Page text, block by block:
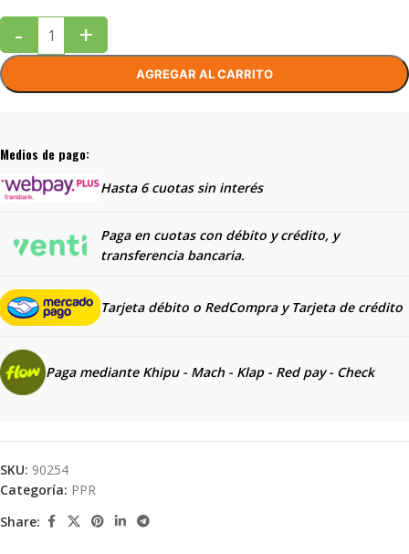
- +
AGREGAR AL CARRITO
Medios de pago:
Hasta 6 cuotas sin interés
Paga en cuotas con débito y crédito, y
transferencia bancaria.
Tarjeta débito o RedCompra y Tarjeta de crédito
Paga mediante Khipu - Mach - Klap - Red pay - Check
SKU: 90254
Categoría: PPR
Share: